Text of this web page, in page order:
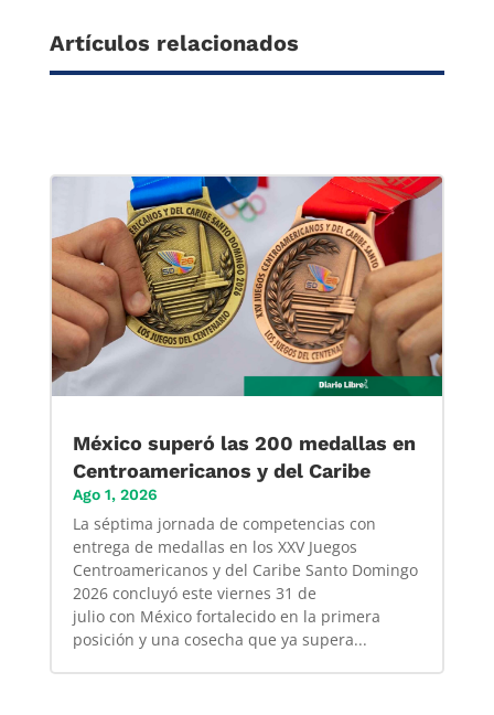
Artículos relacionados
México superó las 200 medallas en
Centroamericanos y del Caribe
Ago 1, 2026
La séptima jornada de competencias con
entrega de medallas en los XXV Juegos
Centroamericanos y del Caribe Santo Domingo
2026 concluyó este viernes 31 de
julio con México fortalecido en la primera
posición y una cosecha que ya supera...